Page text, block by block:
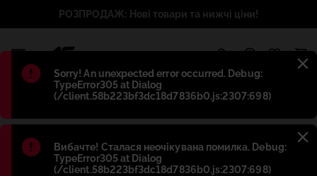
Błąd:
Sorry! An unexpected error occurred. Debug:
TypeError305 at Dialog
(/client.58b223bf3dc18d7836b0.js:2307:698)
Błąd:
Вибачте! Сталася неочікувана помилка. Debug:
TypeError305 at Dialog
(/client.58b223bf3dc18d7836b0.js:2307:698)
РОЗПРОДАЖ: Нові товари та нижчі ціни!